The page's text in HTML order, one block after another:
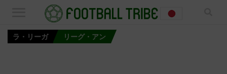
ラ・リーガ リーグ・アン